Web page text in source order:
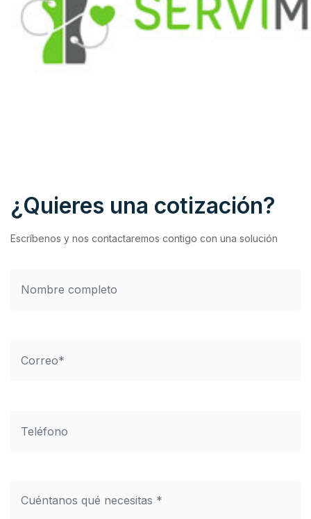
¿Quieres una cotización?
Escríbenos y nos contactaremos contigo con una solución